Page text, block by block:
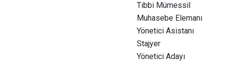
Tıbbi Mümessil
Muhasebe Elemanı
Yönetici Asistanı
Stajyer
Yönetici Adayı